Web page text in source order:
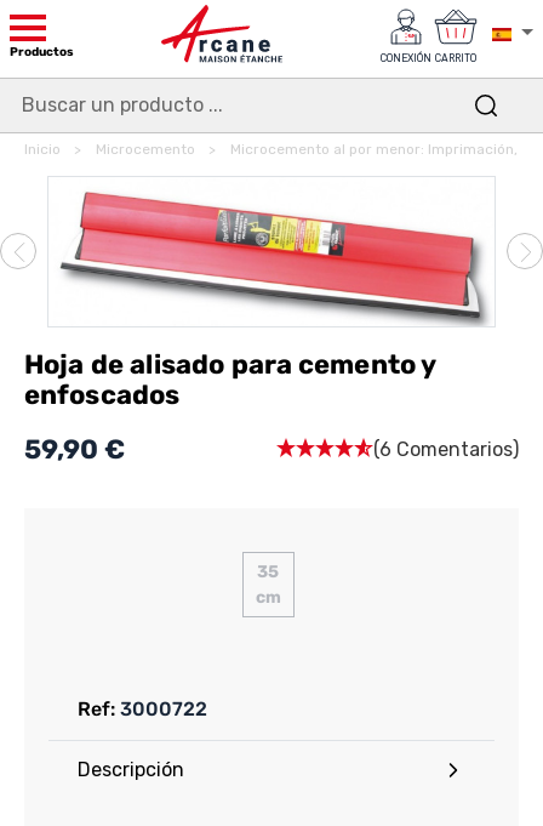
Productos CONEXIÓN CARRITO
Inicio Microcemento Microcemento al por menor: Imprimación,
Hoja de alisado para cemento y
enfoscados
59,90 €
(6 Comentarios)
Ref: 3000722
Descripción
35
cm